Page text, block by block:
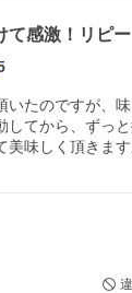
て感激！リピ
いたのですが、
してから、ずっ
美味しく頂きます